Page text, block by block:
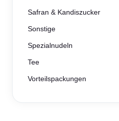
Safran & Kandiszucker
Sonstige
Spezialnudeln
Tee
Vorteilspackungen